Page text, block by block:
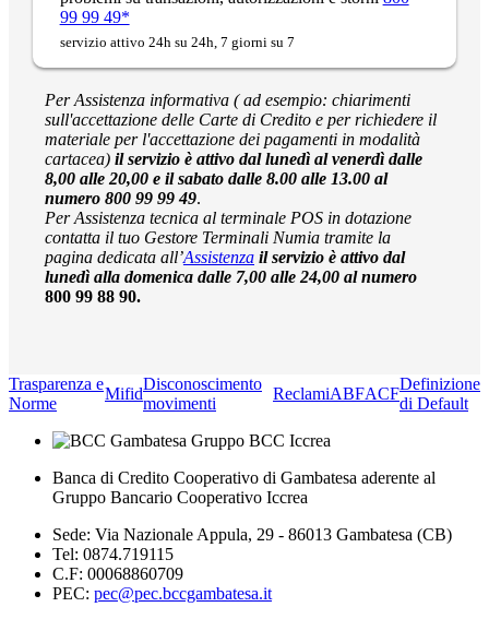
99 99 49*
servizio attivo 24h su 24h, 7 giorni su 7
Per Assistenza informativa ( ad esempio: chiarimenti
sull'accettazione delle Carte di Credito e per richiedere il
materiale per l'accettazione dei pagamenti in modalità
cartacea) il servizio è attivo dal lunedì al venerdì dalle
8,00 alle 20,00 e il sabato dalle 8.00 alle 13.00 al
numero 800 99 99 49.
Per Assistenza tecnica al terminale POS in dotazione
contatta il tuo Gestore Terminali Numia tramite la
pagina dedicata all’Assistenza il servizio è attivo dal
lunedì alla domenica dalle 7,00 alle 24,00 al numero
800 99 88 90.
Trasparenza e
Norme
Mifid
Disconoscimento
movimenti
ReclamiABFACF
Definizione
di Default
Banca di Credito Cooperativo di Gambatesa aderente al
Gruppo Bancario Cooperativo Iccrea
Sede: Via Nazionale Appula, 29 - 86013 Gambatesa (CB)
Tel: 0874.719115
C.F: 00068860709
PEC: pec@pec.bccgambatesa.it